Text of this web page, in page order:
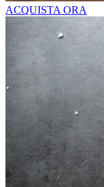
ACQUISTA ORA